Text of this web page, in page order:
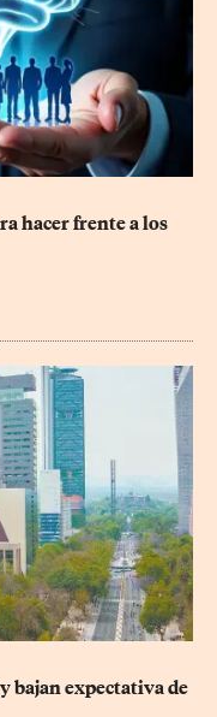
hacer frente a los
bajan expectativa de